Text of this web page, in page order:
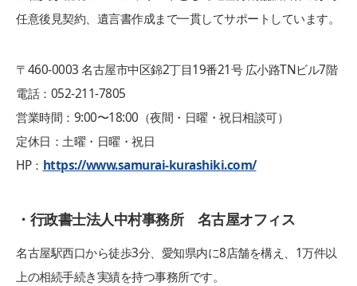
任意後見契約、遺言書作成まで一貫してサポートしています。
〒460-0003 名古屋市中区錦2丁目19番21号 広小路TNビル7階
電話：052-211-7805
営業時間：9:00〜18:00（夜間・日曜・祝日相談可）
定休日：土曜・日曜・祝日
HP： https://www.samurai-kurashiki.com/
・行政書士法人中村事務所 名古屋オフィス
名古屋駅西口から徒歩3分、愛知県内に8店舗を構え、1万件以
上の相続手続き実績を持つ事務所です。